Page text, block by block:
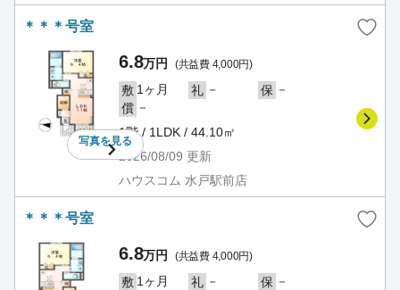
＊＊＊号室
写真を見る
6.8万円 (共益費 4,000円)
敷 1ヶ月 礼 － 保 －
償 －
1階 / 1LDK / 44.10㎡
2026/08/09 更新
ハウスコム 水戸駅前店
＊＊＊号室
6.8万円 (共益費 4,000円)
敷 1ヶ月 礼 － 保 －